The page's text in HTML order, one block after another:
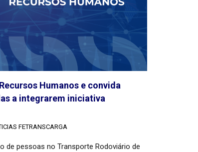
Humanos e convida
a integrarem iniciativa
FETRANSCARGA
de pessoas no Transporte Rodoviário de